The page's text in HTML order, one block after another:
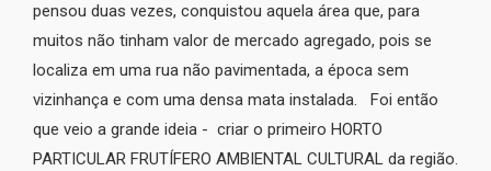
pensou duas vezes, conquistou aquela área que, para
muitos não tinham valor de mercado agregado, pois se
localiza em uma rua não pavimentada, a época sem
vizinhança e com uma densa mata instalada. Foi então
que veio a grande ideia - criar o primeiro HORTO
PARTICULAR FRUTÍFERO AMBIENTAL CULTURAL da região.